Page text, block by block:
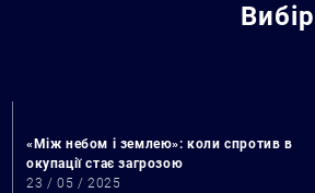
«Між небом і землею»: коли спротив в
окупації стає загрозою
23 / 05 / 2025